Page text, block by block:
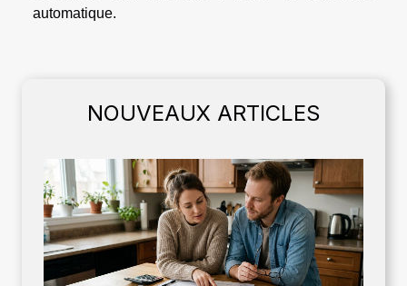
automatique.
NOUVEAUX ARTICLES